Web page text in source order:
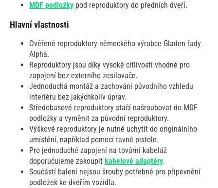
MDF podložky pod reproduktory do předních dveří.
Hlavní vlastnosti
Ověřené reproduktory německého výrobce Gladen řady
Alpha.
Reproduktory jsou díky vysoké citlivosti vhodné pro
zapojení bez externího zesilovače.
Jednoduchá montáž a zachování původního vzhledu
interiéru bez jakýchkoliv úprav.
Středobasové reproduktory stačí našroubovat do MDF
podložky a vyměnit za původní reproduktory.
Výškové reproduktory je nutné uchytit do originálního
umístění, například pomocí tavné pistole.
Pro jednoduché zapojení na tovární kabeláž
doporučujeme zakoupit kabelové adaptéry.
Součástí balení nejsou šrouby potřebné pro připevnění
podložek ke dveřím vozidla.